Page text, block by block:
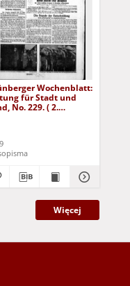
Wochenblatt:
für Stadt und
No. 229. ( 2.
Więcej